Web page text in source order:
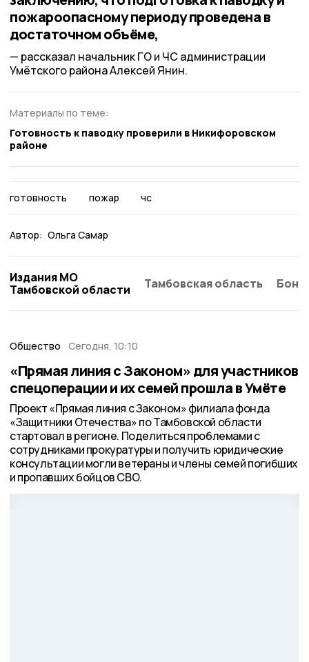
пожароопасному периоду проведена в
достаточном объёме,
рассказал начальник ГО и ЧС администрации
Умётского района Алексей Янин.
Материалы по теме:
Готовность к паводку проверили в Никифоровском
районе
готовность пожар чс
Автор: Ольга Самар
Издания МО
Тамбовской области
Тамбовская область
Общество Сегодня, 10:10
«Прямая линия с Законом» для участников
спецоперации и их семей прошла в Умёте
Проект «Прямая линия с Законом» филиала фонда
«Защитники Отечества» по Тамбовской области
стартовал в регионе. Поделиться проблемами с
сотрудниками прокуратуры и получить юридические
консультации могли ветераны и члены семей погибших
и пропавших бойцов СВО.